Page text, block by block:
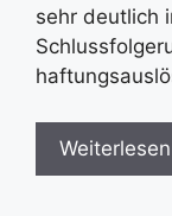
sehr deutlich